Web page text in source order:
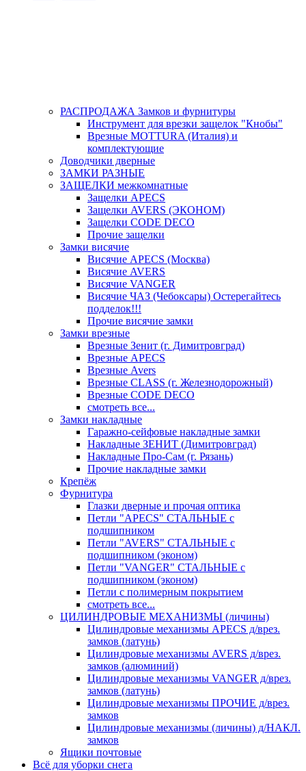
РАСПРОДАЖА Замков и фурнитуры
Инструмент для врезки защелок "Кнобы"
Врезные MOTTURA (Италия) и
комплектующие
Доводчики дверные
ЗАМКИ РАЗНЫЕ
ЗАЩЕЛКИ межкомнатные
Защелки APECS
Защелки AVERS (ЭКОНОМ)
Защелки CODE DECO
Прочие защелки
Замки висячие
Висячие APECS (Москва)
Висячие AVERS
Висячие VANGER
Висячие ЧАЗ (Чебоксары) Остерегайтесь
подделок!!!
Прочие висячие замки
Замки врезные
Врезные Зенит (г. Димитровград)
Врезные APECS
Врезные Avers
Врезные CLASS (г. Железнодорожный)
Врезные CODE DECO
смотреть все...
Замки накладные
Гаражно-сейфовые накладные замки
Накладные ЗЕНИТ (Димитровград)
Накладные Про-Сам (г. Рязань)
Прочие накладные замки
Крепёж
Фурнитура
Глазки дверные и прочая оптика
Петли "APECS" СТАЛЬНЫЕ с
подшипником
Петли "AVERS" СТАЛЬНЫЕ с
подшипником (эконом)
Петли "VANGER" СТАЛЬНЫЕ с
подшипником (эконом)
Петли с полимерным покрытием
смотреть все...
ЦИЛИНДРОВЫЕ МЕХАНИЗМЫ (личины)
Цилиндровые механизмы APECS д/врез.
замков (латунь)
Цилиндровые механизмы AVERS д/врез.
замков (алюминий)
Цилиндровые механизмы VANGER д/врез.
замков (латунь)
Цилиндровые механизмы ПРОЧИЕ д/врез.
замков
Цилиндровые механизмы (личины) д/НАКЛ.
замков
Ящики почтовые
Всё для уборки снега